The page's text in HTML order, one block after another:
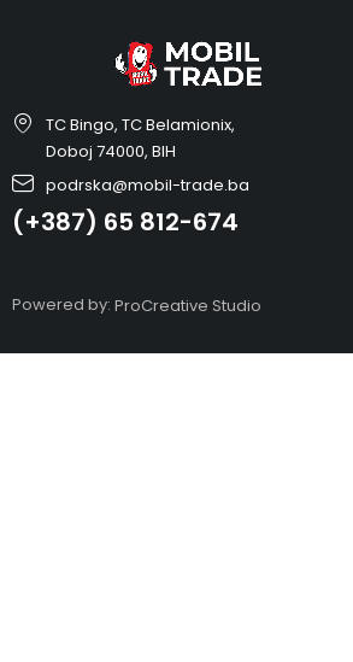
TC Bingo, TC Belamionix,
Doboj 74000, BIH
podrska@mobil-trade.ba
(+387) 65 812-674
Powered by: ProCreative Studio